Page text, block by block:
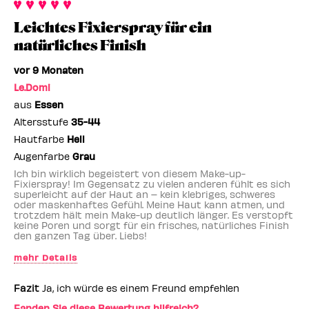
der
Bewertungen
Bewertung
und
Anzahl
Bewertungen
Kategorie,
durchschnittlicher
Bewertung
und
Anzahl
der
Leichtes Fixierspray für ein
natürliches Finish
vor 9 Monaten
Le.Domi
aus Essen
Altersstufe 35-44
Hautfarbe Hell
Augenfarbe Grau
Ich bin wirklich begeistert von diesem Make-up-
Fixierspray! Im Gegensatz zu vielen anderen fühlt es sich
superleicht auf der Haut an – kein klebriges, schweres
oder maskenhaftes Gefühl. Meine Haut kann atmen, und
trotzdem hält mein Make-up deutlich länger. Es verstopft
keine Poren und sorgt für ein frisches, natürliches Finish
den ganzen Tag über. Liebs!
mehr Details
Fazit Ja, ich würde es einem Freund empfehlen